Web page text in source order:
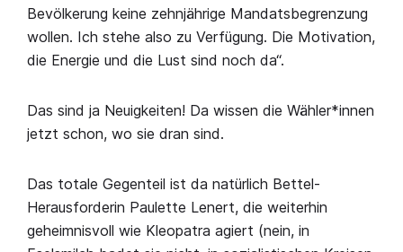
Bevölkerung keine zehnjährige Mandatsbegrenzung
wollen. Ich stehe also zu Verfügung. Die Motivation,
die Energie und die Lust sind noch da“.
Das sind ja Neuigkeiten! Da wissen die Wähler*innen
jetzt schon, wo sie dran sind.
Das totale Gegenteil ist da natürlich Bettel-
Herausforderin Paulette Lenert, die weiterhin
geheimnisvoll wie Kleopatra agiert (nein, in